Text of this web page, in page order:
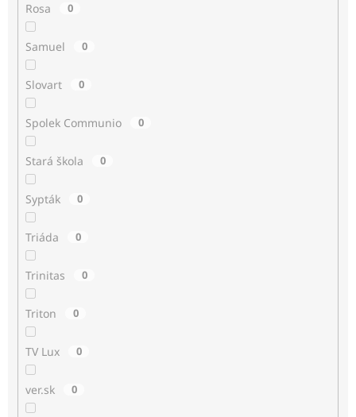
Rosa 0
Samuel 0
Slovart 0
Spolek Communio 0
Stará škola 0
Sypták 0
Triáda 0
Trinitas 0
Triton 0
TV Lux 0
ver.sk 0